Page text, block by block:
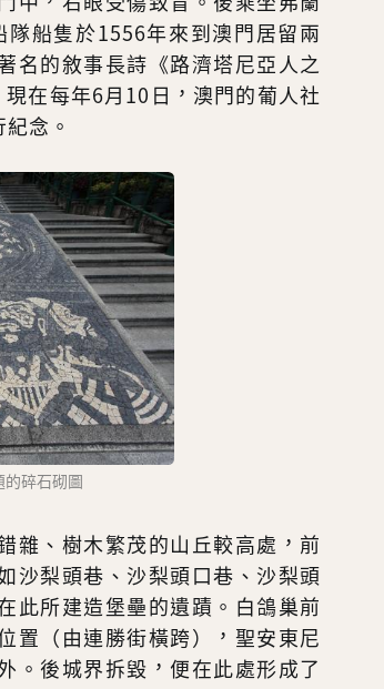
船隻於1556年來到澳門居留兩
名的敘事長詩《路濟塔尼亞人之
在每年6月10日，澳門的葡人社
念。
碎石砌圖
雜、樹木繁茂的山丘較高處，前
沙梨頭巷、沙梨頭口巷、沙梨頭
此所建造堡壘的遺蹟。白鴿巢前
置（由連勝街橫跨），聖安東尼
。後城界拆毀，便在此處形成了